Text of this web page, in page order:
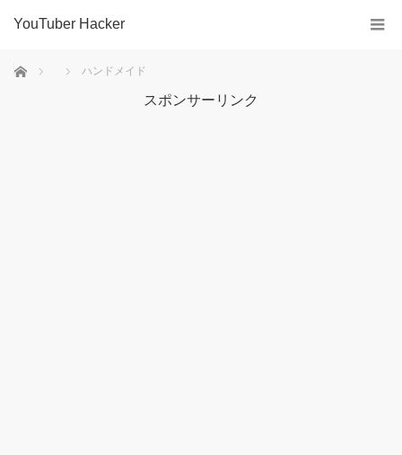
YouTuber Hacker
ホーム ハンドメイド
スポンサーリンク